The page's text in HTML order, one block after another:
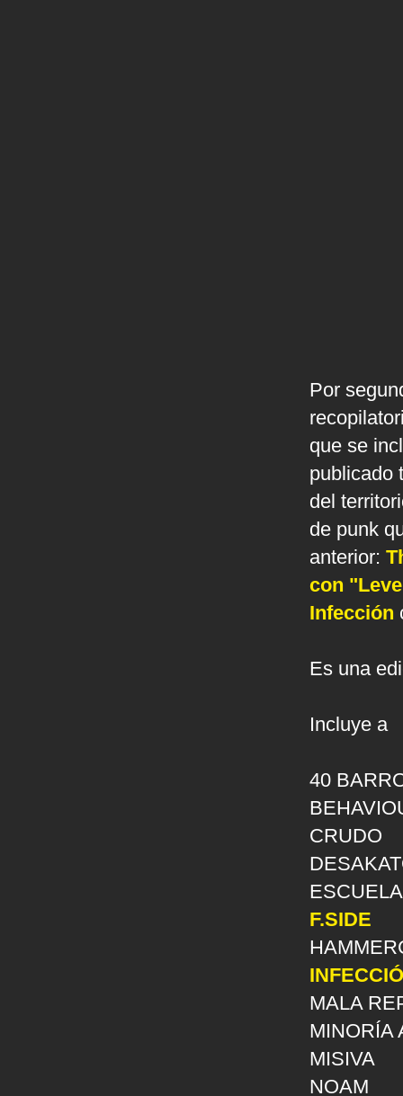
Por
que se
publicado
del
de punk
anterior:
con
Infección
Es una
Incluye a
40
CRUDO
F.SIDE
MALA
MINORÍA
MISIVA
NOAM